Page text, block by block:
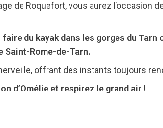
de Roquefort, vous aurez l’occasion
du kayak dans les gorges du Tarn
Saint-Rome-de-Tarn.
offrant des instants toujours
d’Omélie et respirez le grand air !